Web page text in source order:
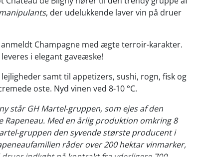
, der udelukkende laver vin på druer
Champagne med ægte terroir-karakter.
i elegant gaveæske!
samt til appetizers, sushi, rogn, fisk og
oste. Nyd vinen ved 8-10 °C.
står GH Martel-gruppen, som ejes af den
Rapeneau. Med en årlig produktion omkring 8
gruppen den syvende største producent i
råder over 200 hektar vinmarker,
indkøbt på kontrakt fra yderligere 700